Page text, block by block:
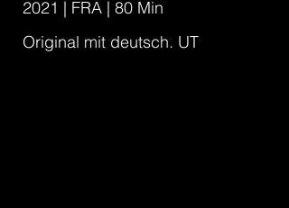
2021 | FRA | 80 Min
Original mit deutsch. UT